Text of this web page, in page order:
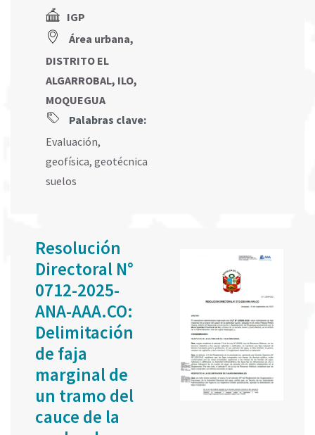
IGP
Área urbana,
DISTRITO EL
ALGARROBAL, ILO,
MOQUEGUA
Palabras clave:
Evaluación,
geofísica, geotécnica
suelos
Resolución
Directoral N°
0712-2025-
ANA-AAA.CO:
Delimitación
de faja
marginal de
un tramo del
cauce de la